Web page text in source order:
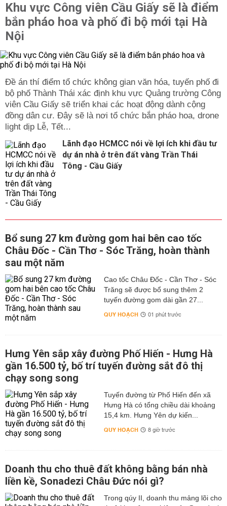
Khu vực Công viên Cầu Giấy sẽ là điểm
bắn pháo hoa và phố đi bộ mới tại Hà
Nội
Đề án thí điểm tổ chức không gian văn hóa, tuyến phố đi
bộ phố Thành Thái xác định khu vực Quảng trường Công
viên Cầu Giấy sẽ triển khai các hoạt động dành cộng
đồng dân cư. Đây sẽ là nơi tổ chức bắn pháo hoa, drone
light dịp Lễ, Tết...
Lãnh đạo HCMCC nói về lợi ích khi đầu tư
dự án nhà ở trên đất vàng Trần Thái
Tông - Cầu Giấy
Bổ sung 27 km đường gom hai bên cao tốc
Châu Đốc - Cần Thơ - Sóc Trăng, hoàn thành
sau một năm
Cao tốc Châu Đốc - Cần Thơ - Sóc
Trăng sẽ được bổ sung thêm 2
tuyến đường gom dài gần 27...
QUY HOẠCH 01 phút trước
Hưng Yên sắp xây đường Phố Hiến - Hưng Hà
gần 16.500 tỷ, bố trí tuyến đường sắt đô thị
chạy song song
Tuyến đường từ Phố Hiến đến xã
Hưng Hà có tổng chiều dài khoảng
15,4 km. Hưng Yên dự kiến...
QUY HOẠCH 8 giờ trước
Doanh thu cho thuê đất không bằng bán nhà
liền kề, Sonadezi Châu Đức nói gì?
Trong qúy II, doanh thu mảng lõi cho